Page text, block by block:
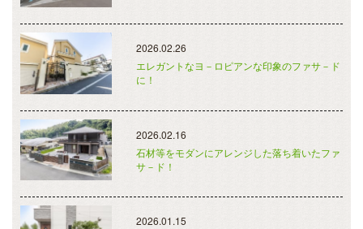
2026.02.26
エレガントなヨ－ロピアンな印象のファサ－ド
に！
2026.02.16
石材等をモダンにアレンジした落ち着いたファ
サ－ド！
2026.01.15